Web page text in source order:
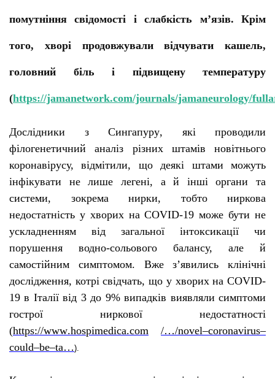
помутніння свідомості і слабкість м’язів. Крім
того, хворі продовжували відчувати кашель,
головний біль і підвищену температуру
(https://jamanetwork.com/journals/jamaneurology/
Дослідники з Сингапуру, якіпроводили
філогенетичний аналіз різних штамів новітнього
коронавірусу, відмітили, що деякі штами можуть
інфікувати не лише легені, а й інші органи та
системи, зокрема нирки, тобто ниркова
недостатність у хворих на COVID-19 може бути не
ускладненням від загальної інтоксикації чи
порушення водно-сольового балансу, але й
самостійним симптомом. Вже з’явились клінічні
дослідження, котрі свідчать, що у хворих на COVID-
19 в Італії від 3 до 9% випадків виявляли симптоми
гострої ниркової недостатності
(https://www.hospimedica.com /…/novel–coronavirus–
could–be–ta…).